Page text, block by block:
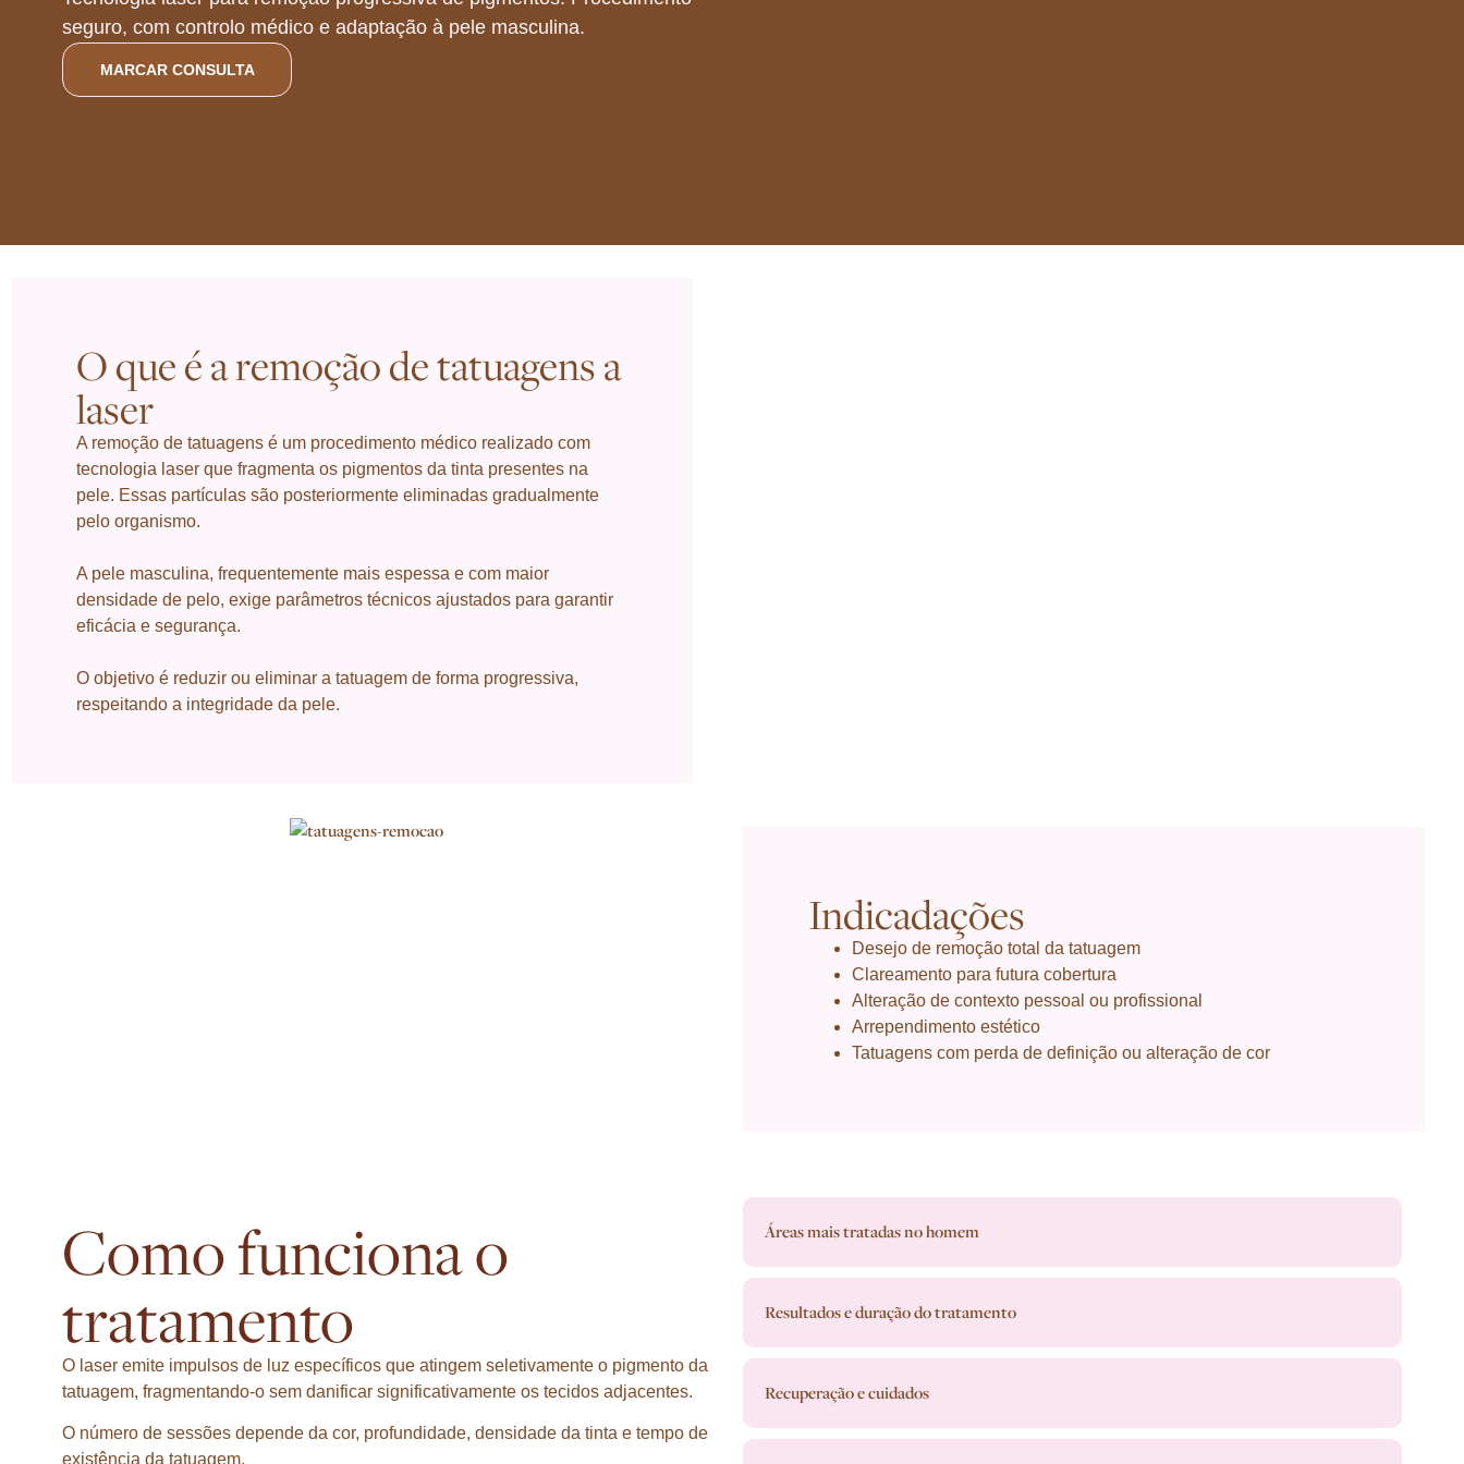
seguro, com controlo médico e adaptação à pele masculina.
MARCAR CONSULTA
O que é a remoção de tatuagens a
laser
A remoção de tatuagens é um procedimento médico realizado com
tecnologia laser que fragmenta os pigmentos da tinta presentes na
pele. Essas partículas são posteriormente eliminadas gradualmente
pelo organismo.
A pele masculina, frequentemente mais espessa e com maior
densidade de pelo, exige parâmetros técnicos ajustados para garantir
eficácia e segurança.
O objetivo é reduzir ou eliminar a tatuagem de forma progressiva,
respeitando a integridade da pele.
Indicadações
Desejo de remoção total da tatuagem
Clareamento para futura cobertura
Alteração de contexto pessoal ou profissional
Arrependimento estético
Tatuagens com perda de definição ou alteração de cor
Como funciona o
tratamento
O laser emite impulsos de luz específicos que atingem seletivamente o pigmento da
tatuagem, fragmentando-o sem danificar significativamente os tecidos adjacentes.
O número de sessões depende da cor, profundidade, densidade da tinta e tempo de
existência da tatuagem.
Áreas mais tratadas no homem
Resultados e duração do tratamento
Recuperação e cuidados